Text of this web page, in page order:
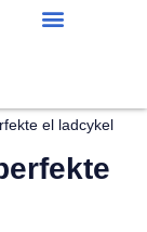
el ladcykel